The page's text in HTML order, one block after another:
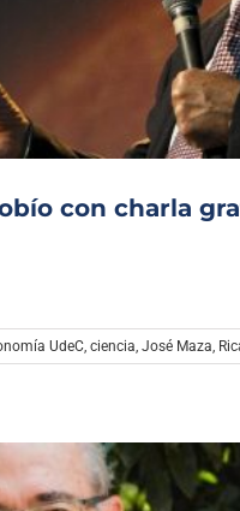
con charla
UdeC, ciencia, José Maza,